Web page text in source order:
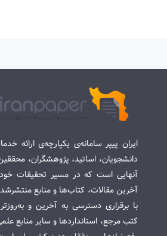
ایران پیپر سامانه‌ی یکپارچه‌ی ارائه
دانشجویان، اساتید، پژوهشگران،
آنهایی است که در مسیر تحقیقات
آخرین مقالات، کتاب‌ها و منابع
با برقراری دسترسی به آخرین و
کتب مرجع، استانداردها و سایر منابع